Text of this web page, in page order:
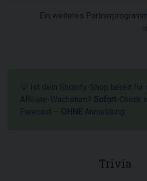
Ein weiteres
💡 Ist dein Shopify-Shop bereit für
Affiliate-Wachstum? Sofort-Check
Forecast – OHNE Anmeldung.
Trivia